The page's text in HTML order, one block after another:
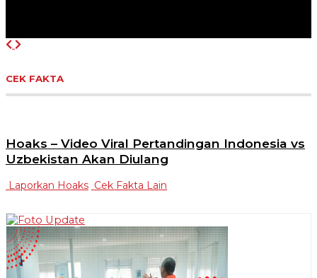
Previous
Next
CEK FAKTA
Hoaks – Video Viral Pertandingan Indonesia vs
Uzbekistan Akan Diulang
Laporkan Hoaks Cek Fakta Lain